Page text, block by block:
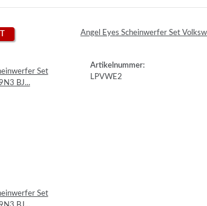
Angel Eyes Scheinwerfer Set
Artikelnummer:
LPVWE2